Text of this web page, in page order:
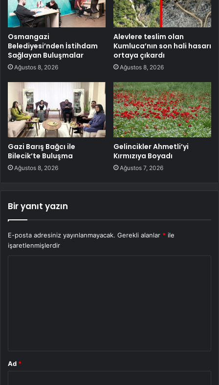
Osmangazi
Belediyesi’nden İstihdam
Sağlayan Buluşmalar
Ağustos 8, 2026
Alevlere teslim olan
Kumluca’nın son hali hasarı
ortaya çıkardı
Ağustos 8, 2026
Gazi Barış Bağcı ile
Bilecik’te Buluşma
Ağustos 8, 2026
Gelincikler Ahmetli’yi
Kırmızıya Boyadı
Ağustos 7, 2026
Bir yanıt yazın
E-posta adresiniz yayınlanmayacak. Gerekli alanlar * ile
işaretlenmişlerdir
Ad *